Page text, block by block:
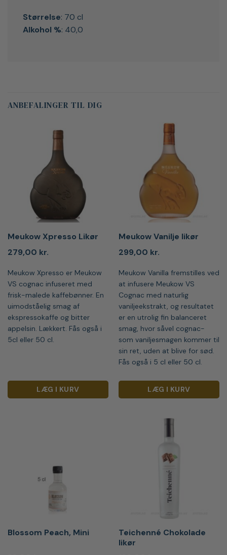
Størrelse: 70 cl
Alkohol %: 40,0
ANBEFALINGER TIL DIG
Meukow Xpresso Likør
279,00 kr.
Meukow Xpresso er Meukow
VS cognac infuseret med
frisk-malede kaffebønner. En
uimodståelig smag af
ekspressokaffe og bitter
appelsin. Lækkert. Fås også i
5cl eller 50 cl.
LÆG I KURV
Meukow Vanilje likør
299,00 kr.
Meukow Vanilla fremstilles ved
at infusere Meukow VS
Cognac med naturlig
vaniljeekstrakt, og resultatet
er en utrolig fin balanceret
smag, hvor såvel cognac-
som vaniljesmagen kommer til
sin ret, uden at blive for sød.
Fås også i 5 cl eller 50 cl.
LÆG I KURV
Blossom Peach, Mini
Teichenné Chokolade
likør